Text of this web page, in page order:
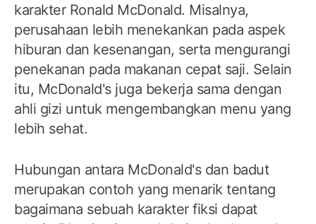
karakter Ronald McDonald. Misalnya,
perusahaan lebih menekankan pada aspek
hiburan dan kesenangan, serta mengurangi
penekanan pada makanan cepat saji. Selain
itu, McDonald's juga bekerja sama dengan
ahli gizi untuk mengembangkan menu yang
lebih sehat.
Hubungan antara McDonald's dan badut
merupakan contoh yang menarik tentang
bagaimana sebuah karakter fiksi dapat